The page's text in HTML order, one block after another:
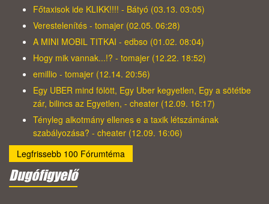
Főtaxisok ide KLIKK!!!! - Bátyó (03.13. 03:05)
Verestelenítés - tomajer (02.05. 06:28)
A MINI MOBIL TITKAI - edbso (01.02. 08:04)
Hogy mik vannak...!? - tomajer (12.22. 18:52)
emillio - tomajer (12.14. 20:56)
Egy UBER mind fölött, Egy Uber kegyetlen, Egy a sötétbe
zár, bilincs az Egyetlen, - cheater (12.09. 16:17)
Tényleg alkotmány ellenes e a taxik létszámának
szabályozása? - cheater (12.09. 16:06)
Legfrissebb 100 Fórumtéma
Dugófigyelő